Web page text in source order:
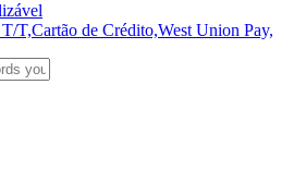
T/T,Cartão de Crédito,West Union Pay,